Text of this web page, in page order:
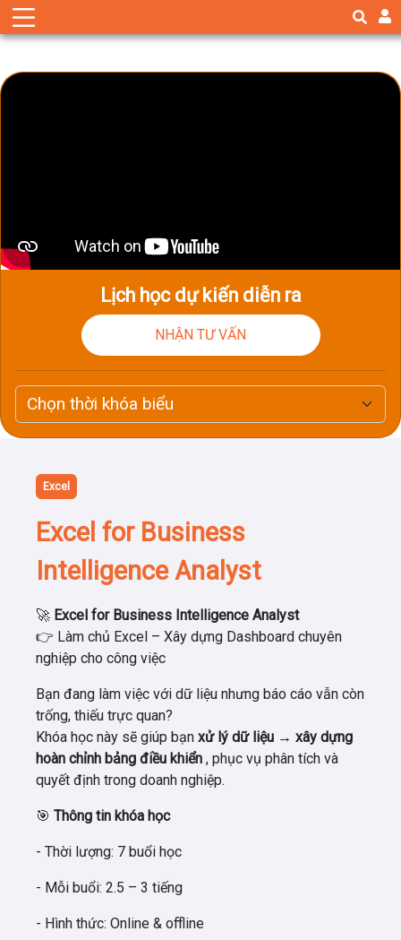
Lịch học dự kiến diễn ra
NHẬN TƯ VẤN
Excel
Excel for Business
Intelligence Analyst
🚀 Excel for Business Intelligence Analyst
👉 Làm chủ Excel – Xây dựng Dashboard chuyên
nghiệp cho công việc
Bạn đang làm việc với dữ liệu nhưng báo cáo vẫn còn
trống, thiếu trực quan?
Khóa học này sẽ giúp bạn xử lý dữ liệu → xây dựng
hoàn chỉnh bảng điều khiển , phục vụ phân tích và
quyết định trong doanh nghiệp.
🎯 Thông tin khóa học
- Thời lượng: 7 buổi học
- Mỗi buổi: 2.5 – 3 tiếng
- Hình thức: Online & offline